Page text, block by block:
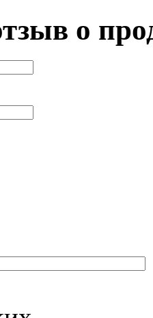
о